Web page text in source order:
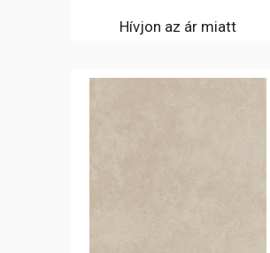
Hívjon az ár miatt